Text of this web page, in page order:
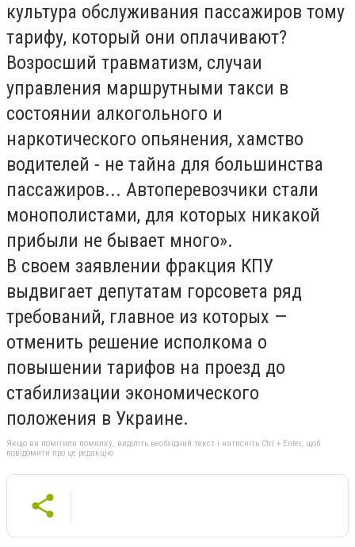
культура обслуживания пассажиров тому
тарифу, который они оплачивают?
Возросший травматизм, случаи
управления маршрутными такси в
состоянии алкогольного и
наркотического опьянения, хамство
водителей - не тайна для большинства
пассажиров... Автоперевозчики стали
монополистами, для которых никакой
прибыли не бывает много».
В своем заявлении фракция КПУ
выдвигает депутатам горсовета ряд
требований, главное из которых —
отменить решение исполкома о
повышении тарифов на проезд до
стабилизации экономического
положения в Украине.
Якщо ви помітили помилку, виділіть необхідний текст і натисніть Ctrl + Enter, щоб
повідомити про це редакцію